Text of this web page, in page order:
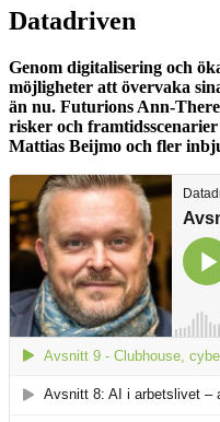
Datadriven
Genom digitalisering och
möjligheter att övervaka
än nu. Futurions Ann-
risker och
Mattias Beijmo och fler